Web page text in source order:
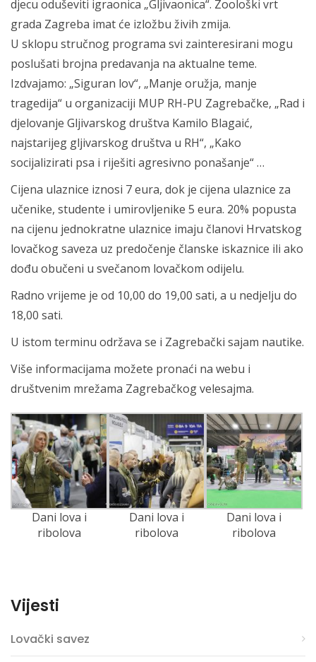
djecu oduševiti igraonica „Gljivaonica“. Zoološki vrt
grada Zagreba imat će izložbu živih zmija.
U sklopu stručnog programa svi zainteresirani mogu
poslušati brojna predavanja na aktualne teme.
Izdvajamo: „Siguran lov“, „Manje oružja, manje
tragedija“ u organizaciji MUP RH-PU Zagrebačke, „Rad i
djelovanje Gljivarskog društva Kamilo Blagaić,
najstarijeg gljivarskog društva u RH“, „Kako
socijalizirati psa i riješiti agresivno ponašanje“ …
Cijena ulaznice iznosi 7 eura, dok je cijena ulaznice za
učenike, studente i umirovljenike 5 eura. 20% popusta
na cijenu jednokratne ulaznice imaju članovi Hrvatskog
lovačkog saveza uz predočenje članske iskaznice ili ako
dođu obučeni u svečanom lovačkom odijelu.
Radno vrijeme je od 10,00 do 19,00 sati, a u nedjelju do
18,00 sati.
U istom terminu održava se i Zagrebački sajam nautike.
Više informacijama možete pronaći na webu i
društvenim mrežama Zagrebačkog velesajma.
Dani lova i
ribolova
Dani lova i
ribolova
Dani lova i
ribolova
Vijesti
Lovački savez